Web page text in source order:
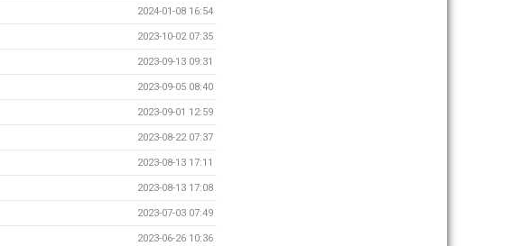
2024-01-08 16:54
2023-10-02 07:35
2023-09-13 09:31
2023-09-05 08:40
2023-09-01 12:59
2023-08-22 07:37
2023-08-13 17:11
2023-08-13 17:08
2023-07-03 07:49
2023-06-26 10:36